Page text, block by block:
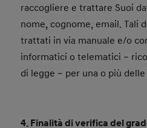
raccogliere e trattare Suoi
nome, cognome, email. Tali
trattati in via manuale e/o
informatici o telematici –
di legge – per una o più
4. Finalità di verifica del